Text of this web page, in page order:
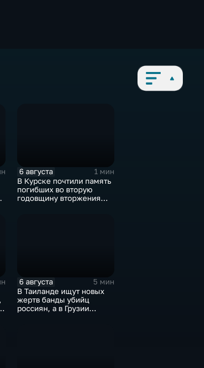
6 августа
1 мин
В Курске почтили память
погибших во вторую
годовщину вторжения
6 августа
5 мин
В Таиланде ищут новых
жертв банды убийц
россиян, а в Грузии